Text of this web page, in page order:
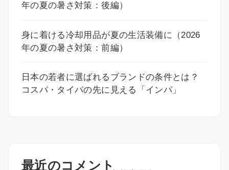
年の夏の暑さ対策：後編）
身に着ける冷却用品が夏の生活装備に（2026
年の夏の暑さ対策：前編）
日本の若者に選ばれるブランドの条件とは？
コスパ・タイパの先に見える「インパ」
最近のコメント